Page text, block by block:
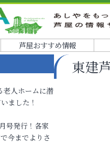
芦屋おすすめ情報
東建
人ホームに潜
ました！
号発行！各家
今までよりさ